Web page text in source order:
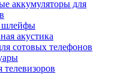
аккумуляторы для
шлейфы
акустика
сотовых телефонов
телевизоров